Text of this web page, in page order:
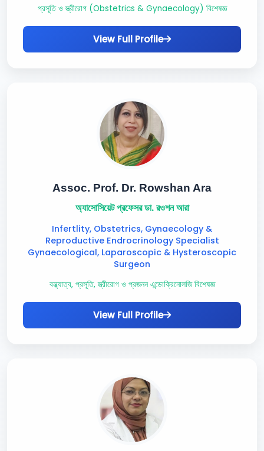
প্রসূতি ও স্ত্রীরোগ (Obstetrics & Gynaecology) বিশেষজ্ঞ
View Full Profile
Assoc. Prof. Dr. Rowshan Ara
অ্যাসোসিয়েট প্রফেসর ডা. রওশন আরা
Infertlity, Obstetrics, Gynaecology &
Reproductive Endrocrinology Specialist
Gynaecological, Laparoscopic & Hysteroscopic
Surgeon
বন্ধ্যাত্ব, প্রসূতি, স্ত্রীরোগ ও প্রজনন এন্ডোক্রিনোলজি বিশেষজ্ঞ
View Full Profile